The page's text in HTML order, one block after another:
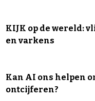
KIJK op de wereld:
en varkens
Kan AI ons helpen
ontcijferen?